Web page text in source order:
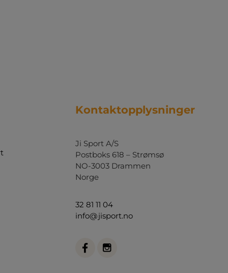
Kontaktopplysninger
Ji Sport A/S
Postboks 618 – Strømsø
NO-3003 Drammen
Norge
32 81 11 04
info@jisport.no